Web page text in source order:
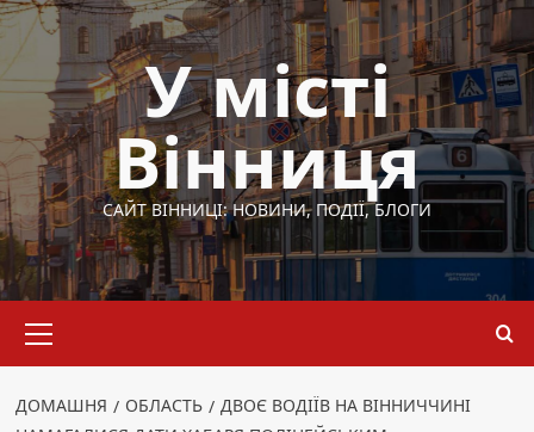
Перейти
до
вмісту
У місті
Вінниця
САЙТ ВІННИЦІ: НОВИНИ, ПОДІЇ, БЛОГИ
меню
ДОМАШНЯ ОБЛАСТЬ
ДВОЄ ВОДІЇВ НА ВІННИЧЧИНІ